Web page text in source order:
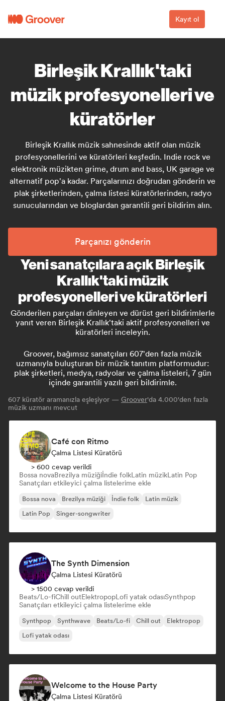
Kayıt ol
Birleşik Krallık'taki
müzik profesyonelleri ve
küratörler
Birleşik Krallık müzik sahnesinde aktif olan müzik
profesyonellerini ve küratörleri keşfedin. Indie rock ve
elektronik müzikten grime, drum and bass, UK garage ve
alternatif pop'a kadar. Parçalarınızı doğrudan gönderin ve
plak şirketlerinden, çalma listesi küratörlerinden, radyo
sunucularından ve bloglardan garantili geri bildirim alın.
Parçanızı gönderin
Yeni sanatçılara açık Birleşik
Krallık'taki müzik
profesyonelleri ve küratörleri
Gönderilen parçaları dinleyen ve dürüst geri bildirimlerle
yanıt veren Birleşik Krallık'taki aktif profesyonelleri ve
küratörleri inceleyin.
Groover, bağımsız sanatçıları 607'den fazla müzik
uzmanıyla buluşturan bir müzik tanıtım platformudur:
plak şirketleri, medya, radyolar ve çalma listeleri, 7 gün
içinde garantili yazılı geri bildirimle.
607 küratör aramanızla eşleşiyor — Groover'da 4.000'den fazla
müzik uzmanı mevcut
Café con Ritmo
Çalma Listesi Küratörü
> 600 cevap verildi
Bossa novaBrezilya müziğiİndie folkLatin müzikLatin Pop
Sanatçıları etkileyici çalma listelerime ekle
Bossa nova Brezilya müziği İndie folk
Latin müzik
Latin Pop
Singer-songwriter
The Synth Dimension
Çalma Listesi Küratörü
> 1500 cevap verildi
Beats/Lo-fiChill outElektropopLofi yatak odasıSynthpop
Sanatçıları etkileyici çalma listelerime ekle
Synthpop Synthwave Beats/Lo-fi Chill out
Elektropop
Lofi yatak odası
Welcome to the House Party
Çalma Listesi Küratörü